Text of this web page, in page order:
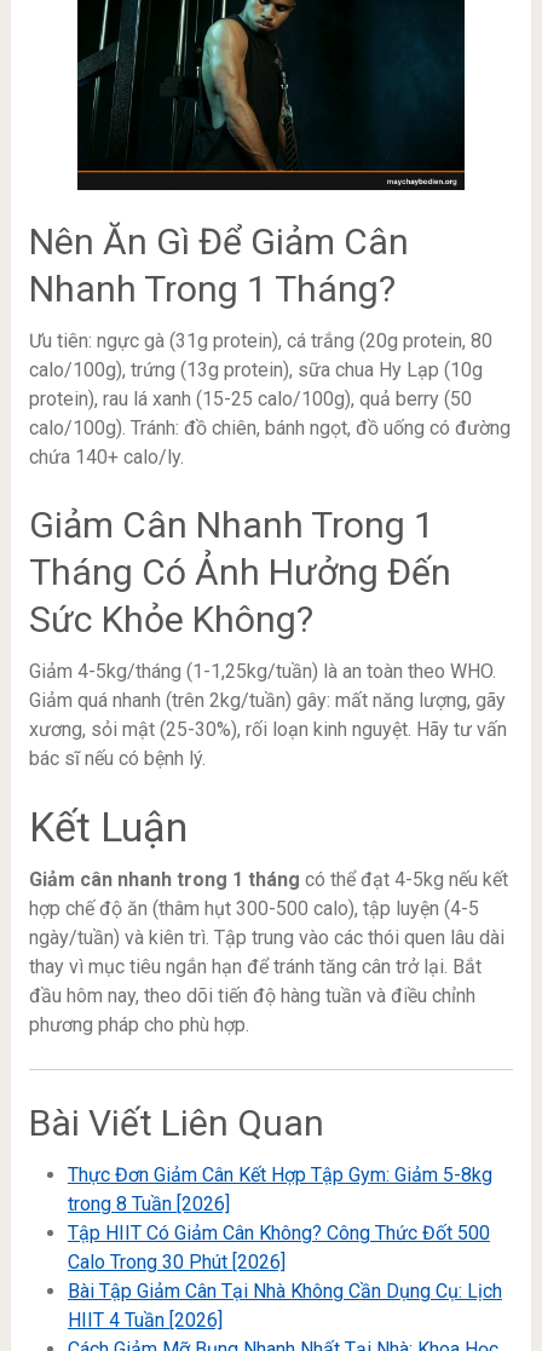
Nên Ăn Gì Để Giảm Cân
Nhanh Trong 1 Tháng?
Ưu tiên: ngực gà (31g protein), cá trắng (20g protein, 80
calo/100g), trứng (13g protein), sữa chua Hy Lạp (10g
protein), rau lá xanh (15-25 calo/100g), quả berry (50
calo/100g). Tránh: đồ chiên, bánh ngọt, đồ uống có đường
chứa 140+ calo/ly.
Giảm Cân Nhanh Trong 1
Tháng Có Ảnh Hưởng Đến
Sức Khỏe Không?
Giảm 4-5kg/tháng (1-1,25kg/tuần) là an toàn theo WHO.
Giảm quá nhanh (trên 2kg/tuần) gây: mất năng lượng, gãy
xương, sỏi mật (25-30%), rối loạn kinh nguyệt. Hãy tư vấn
bác sĩ nếu có bệnh lý.
Kết Luận
Giảm cân nhanh trong 1 tháng có thể đạt 4-5kg nếu kết
hợp chế độ ăn (thâm hụt 300-500 calo), tập luyện (4-5
ngày/tuần) và kiên trì. Tập trung vào các thói quen lâu dài
thay vì mục tiêu ngắn hạn để tránh tăng cân trở lại. Bắt
đầu hôm nay, theo dõi tiến độ hàng tuần và điều chỉnh
phương pháp cho phù hợp.
Bài Viết Liên Quan
Thực Đơn Giảm Cân Kết Hợp Tập Gym: Giảm 5-8kg
trong 8 Tuần [2026]
Tập HIIT Có Giảm Cân Không? Công Thức Đốt 500
Calo Trong 30 Phút [2026]
Bài Tập Giảm Cân Tại Nhà Không Cần Dụng Cụ: Lịch
HIIT 4 Tuần [2026]